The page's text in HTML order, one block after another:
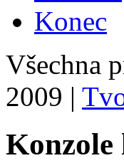
Konec
Všechna
2009 |
Konzole